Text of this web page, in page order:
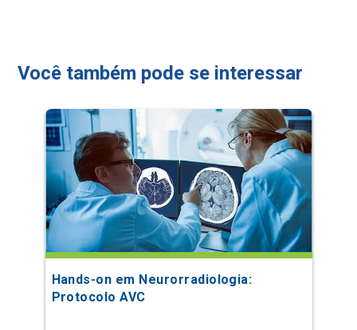
Você também pode se interessar
Hands-on em Neurorradiologia:
Protocolo AVC